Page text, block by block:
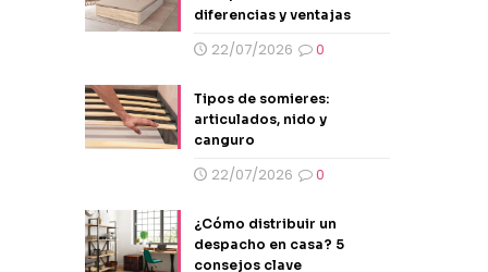
diferencias y ventajas
22/07/2026 0
Tipos de somieres:
articulados, nido y
canguro
22/07/2026 0
¿Cómo distribuir un
despacho en casa? 5
consejos clave